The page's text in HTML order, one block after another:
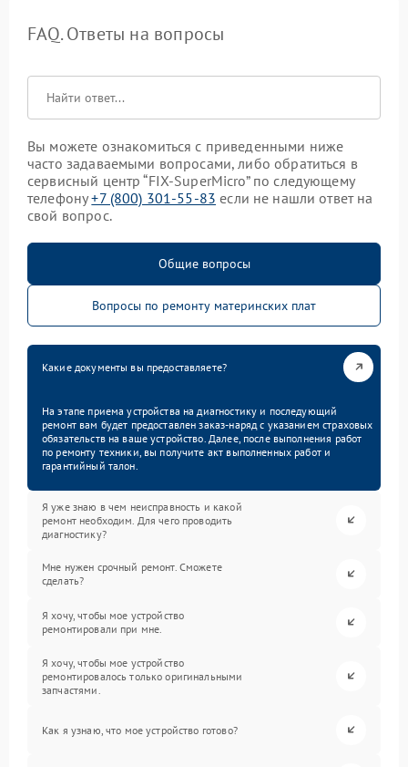
FAQ. Ответы на вопросы
Вы можете ознакомиться с приведенными ниже
часто задаваемыми вопросами, либо обратиться в
сервисный центр “FIX-SuperMicro” по следующему
телефону+7 (800) 301-55-83 если не нашли ответ на
свой вопрос.
Общие вопросы
Вопросы по ремонту материнских плат
Какие документы вы предоставляете?
На этапе приема устройства на диагностику и последующий
ремонт вам будет предоставлен заказ-наряд с указанием страховых
обязательств на ваше устройство. Далее, после выполнения работ
по ремонту техники, вы получите акт выполненных работ и
гарантийный талон.
Я уже знаю в чем неисправность и какой
ремонт необходим. Для чего проводить
диагностику?
Мне нужен срочный ремонт. Сможете
сделать?
Я хочу, чтобы мое устройство
ремонтировали при мне.
Я хочу, чтобы мое устройство
ремонтировалось только оригинальными
запчастями.
Как я узнаю, что мое устройство готово?